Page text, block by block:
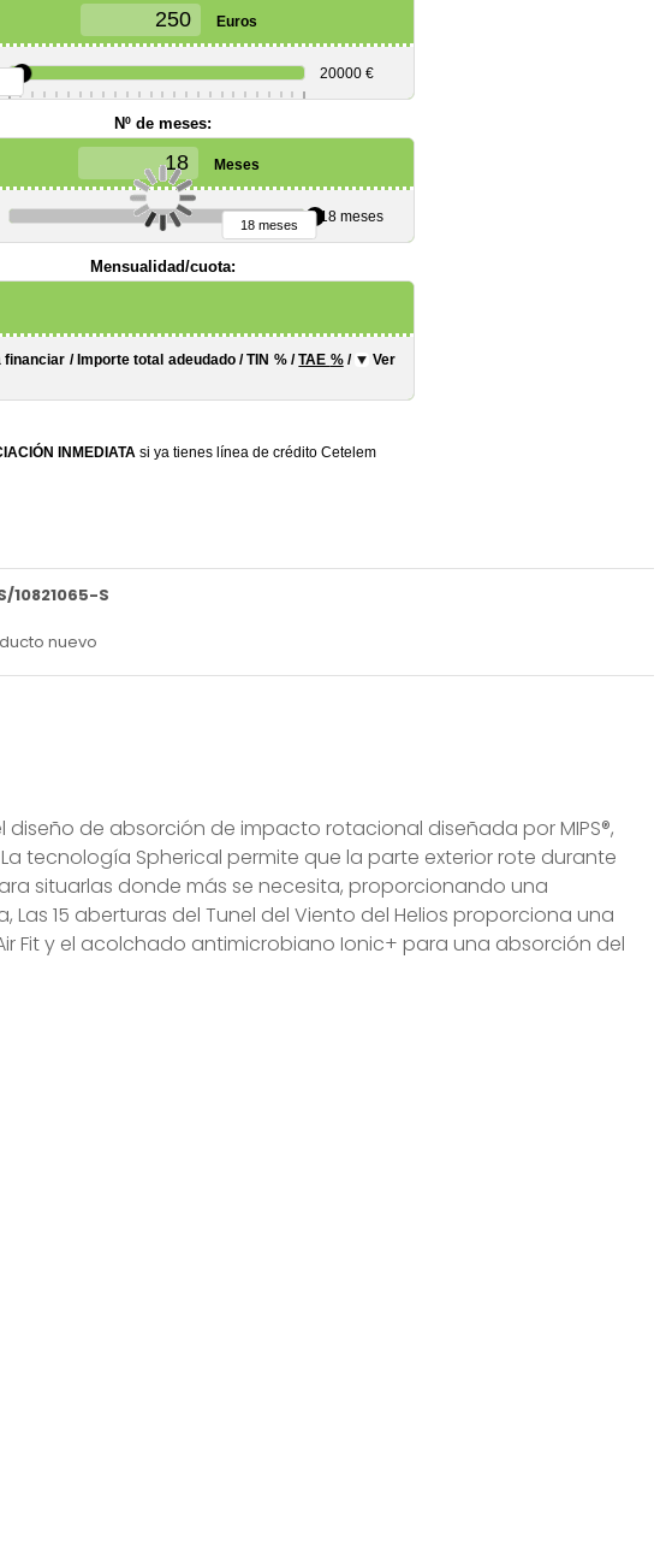
Euros
20000 €
Nº de meses:
Meses
18 meses 18 meses
Mensualidad/cuota:
financiar /Importe total adeudado/TIN %/TAE %/
Ver
INMEDIATA si ya tienes línea de crédito Cetelem
10821065-S
nuevo
de absorción de impacto rotacional diseñada por MIPS®,
tecnología Spherical permite que la parte exterior rote durante
situarlas donde más se necesita, proporcionando una
15 aberturas del Tunel del Viento del Helios proporciona una
Fit y el acolchado antimicrobiano Ionic+ para una absorción del